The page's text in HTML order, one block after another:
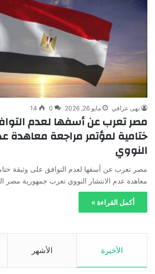
نهى عراقي مايو 26, 2026 0
14
مصر تعرب عن أسفها لعدم
ختامية لمؤتمر مراجعة معاهدة
النووي
مصر تعرب عن أسفها لعدم التوافق على وثيقة
معاهدة عدم الانتشار النووي تعرب جمهورية مصر
أكمل القراءة »
الأخيرة الأشهر